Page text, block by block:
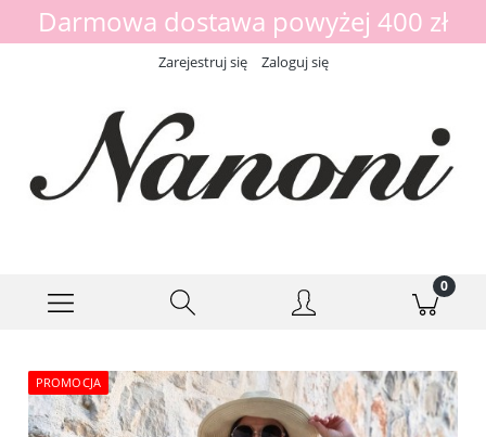
Darmowa dostawa powyżej 400 zł
Zarejestruj się Zaloguj się
PROMOCJA